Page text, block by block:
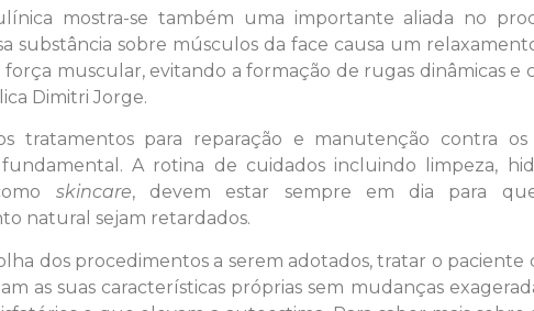
mostra-se também uma importante aliada no
substância sobre músculos da face causa um
força muscular, evitando a formação de rugas dinâmicas
Dimitri Jorge.
tratamentos para reparação e manutenção contra
A rotina de cuidados incluindo limpeza,
skincare, devem estar sempre em dia para
natural sejam retardados.
dos procedimentos a serem adotados, tratar o
as suas características próprias sem mudanças